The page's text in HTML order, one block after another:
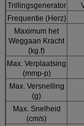
Trillingsgenerator
Frequentie (Herz)
Maximum het
Weggaan Kracht
(kg.f)
Max. Verplaatsing
(mmp-p)
Max. Versnelling
(g)
Max. Snelheid
(cm/s)